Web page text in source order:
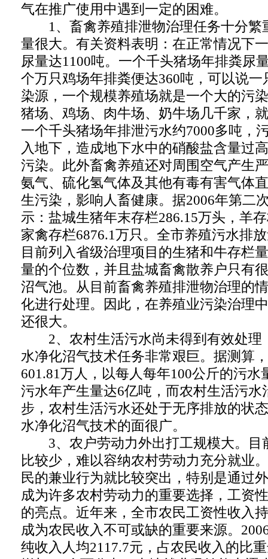
气在推广使用中遇到一定的困难。
1、畜禽养殖排泄物治理任务十分繁
量很大。有关资料表明：在正常情况下
尿量达1100吨。一个千头猪场年排粪尿
个万只鸡场年排粪便达360吨，可以说
染源，一个规模养殖场就是一个大的污
猪场、鸡场、肉牛场、奶牛场几千家，
一个千头猪场年排泄污水约7000多吨，
入地下，造成地下水中的硝酸盐含量过
污染。此外畜禽养殖还对周围空气产生
氨气、硫化氢气体及其他有毒有害气体
生污染，影响人畜健康。据2006年第二
示：盐城生猪年末存栏286.15万头，羊
家禽存栏6876.1万只。全市养殖污水排
目前列入省级治理项目的生猪和牛存栏
量的个位数，并且盐城畜禽散养户只有
沼气池。从目前畜禽养殖排泄物治理的
化进行处理。因此，在养殖业污染治理
还很大。
2、农村生活污水尚未得到有效处理
水净化沼气技术任务非常艰巨。据测算
601.81万人，以每人每年100公斤的污水
污水年产生量达6亿吨，而农村生活污水
步，农村生活污水还处于无序排放的状
水净化沼气技术的面很广。
3、农户劳动力外出打工规模大。目
比较少，难以容纳农村劳动力充分就业
民的兼业行为就比较突出，特别是通过
成为许多农村劳动力的重要选择，工资
的亮点。近年来，全市农民工资性收入
成为农民收入不可或缺的重要来源。
纯收入人均2117.7元，占农民收入的比